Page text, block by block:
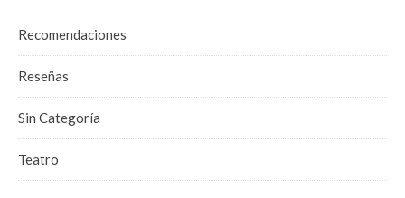
Recomendaciones
Reseñas
Sin Categoría
Teatro